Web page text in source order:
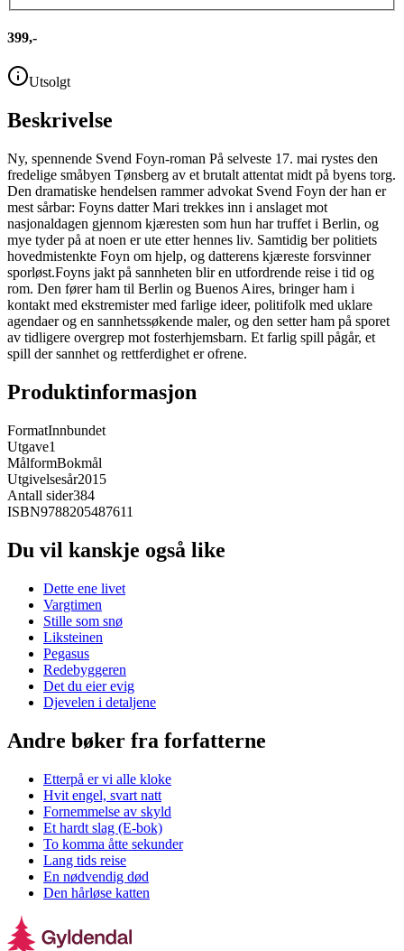
399,-
Utsolgt
Beskrivelse
Ny, spennende Svend Foyn-roman På selveste 17. mai rystes den
fredelige småbyen Tønsberg av et brutalt attentat midt på byens torg.
Den dramatiske hendelsen rammer advokat Svend Foyn der han er
mest sårbar: Foyns datter Mari trekkes inn i anslaget mot
nasjonaldagen gjennom kjæresten som hun har truffet i Berlin, og
mye tyder på at noen er ute etter hennes liv. Samtidig ber politiets
hovedmistenkte Foyn om hjelp, og datterens kjæreste forsvinner
sporløst.Foyns jakt på sannheten blir en utfordrende reise i tid og
rom. Den fører ham til Berlin og Buenos Aires, bringer ham i
kontakt med ekstremister med farlige ideer, politifolk med uklare
agendaer og en sannhetssøkende maler, og den setter ham på sporet
av tidligere overgrep mot fosterhjemsbarn. Et farlig spill pågår, et
spill der sannhet og rettferdighet er ofrene.
Produktinformasjon
FormatInnbundet
Utgave1
MålformBokmål
Utgivelsesår2015
Antall sider384
ISBN9788205487611
Du vil kanskje også like
Dette ene livet
Vargtimen
Stille som snø
Liksteinen
Pegasus
Redebyggeren
Det du eier evig
Djevelen i detaljene
Andre bøker fra forfatterne
Etterpå er vi alle kloke
Hvit engel, svart natt
Fornemmelse av skyld
Et hardt slag (E-bok)
To komma åtte sekunder
Lang tids reise
En nødvendig død
Den hårløse katten